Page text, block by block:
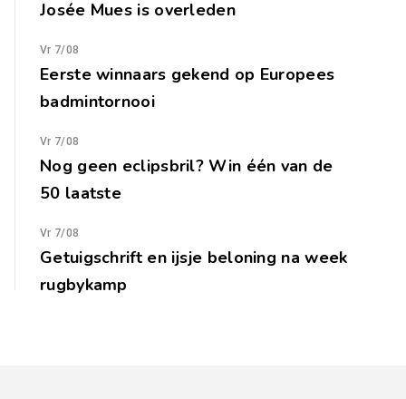
Josée Mues is overleden
Vr 7/08
Eerste winnaars gekend op Europees
badmintornooi
Vr 7/08
Nog geen eclipsbril? Win één van de
50 laatste
Vr 7/08
Getuigschrift en ijsje beloning na week
rugbykamp